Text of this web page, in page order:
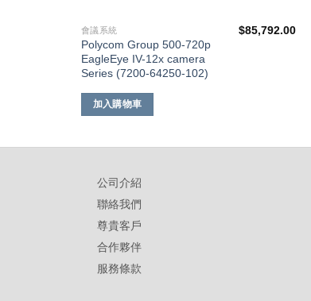
會議系統
Polycom Group 500-720p
EagleEye IV-12x camera
Series (7200-64250-102)
$85,792.00
加入購物車
公司介紹
聯絡我們
尊貴客戶
合作夥伴
服務條款